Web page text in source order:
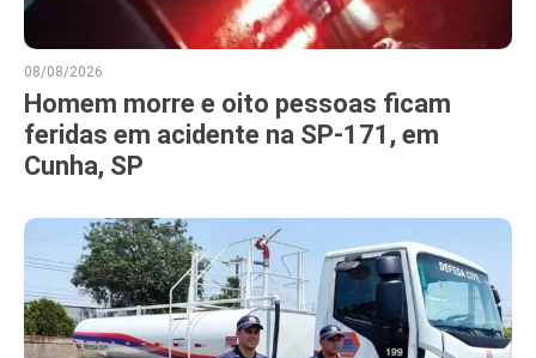
08/08/2026
Homem morre e oito pessoas ficam
feridas em acidente na SP-171, em
Cunha, SP